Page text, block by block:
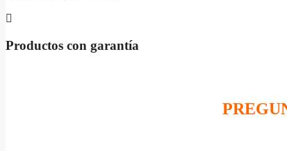
Productos con garantía